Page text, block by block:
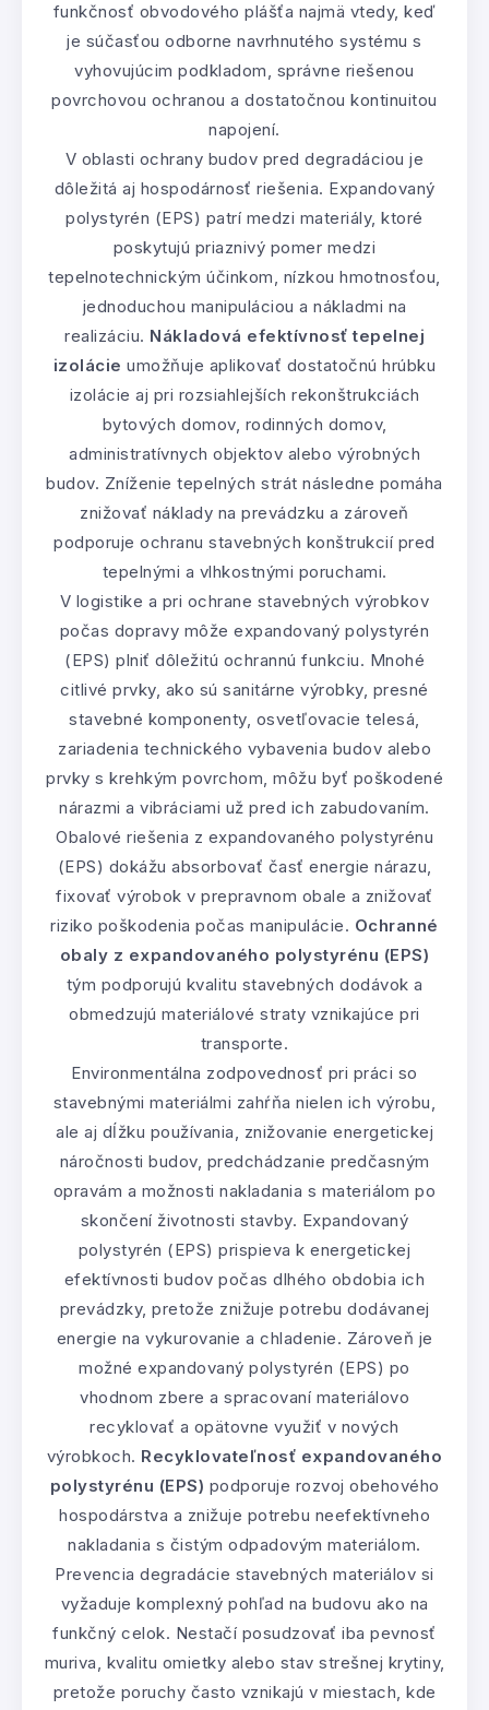
funkčnosť obvodového plášťa najmä vtedy, keď
je súčasťou odborne navrhnutého systému s
vyhovujúcim podkladom, správne riešenou
povrchovou ochranou a dostatočnou kontinuitou
napojení.
V oblasti ochrany budov pred degradáciou je
dôležitá aj hospodárnosť riešenia. Expandovaný
polystyrén (EPS) patrí medzi materiály, ktoré
poskytujú priaznivý pomer medzi
tepelnotechnickým účinkom, nízkou hmotnosťou,
jednoduchou manipuláciou a nákladmi na
realizáciu. Nákladová efektívnosť tepelnej
izolácie umožňuje aplikovať dostatočnú hrúbku
izolácie aj pri rozsiahlejších rekonštrukciách
bytových domov, rodinných domov,
administratívnych objektov alebo výrobných
budov. Zníženie tepelných strát následne pomáha
znižovať náklady na prevádzku a zároveň
podporuje ochranu stavebných konštrukcií pred
tepelnými a vlhkostnými poruchami.
V logistike a pri ochrane stavebných výrobkov
počas dopravy môže expandovaný polystyrén
(EPS) plniť dôležitú ochrannú funkciu. Mnohé
citlivé prvky, ako sú sanitárne výrobky, presné
stavebné komponenty, osvetľovacie telesá,
zariadenia technického vybavenia budov alebo
prvky s krehkým povrchom, môžu byť poškodené
nárazmi a vibráciami už pred ich zabudovaním.
Obalové riešenia z expandovaného polystyrénu
(EPS) dokážu absorbovať časť energie nárazu,
fixovať výrobok v prepravnom obale a znižovať
riziko poškodenia počas manipulácie. Ochranné
obaly z expandovaného polystyrénu (EPS)
tým podporujú kvalitu stavebných dodávok a
obmedzujú materiálové straty vznikajúce pri
transporte.
Environmentálna zodpovednosť pri práci so
stavebnými materiálmi zahŕňa nielen ich výrobu,
ale aj dĺžku používania, znižovanie energetickej
náročnosti budov, predchádzanie predčasným
opravám a možnosti nakladania s materiálom po
skončení životnosti stavby. Expandovaný
polystyrén (EPS) prispieva k energetickej
efektívnosti budov počas dlhého obdobia ich
prevádzky, pretože znižuje potrebu dodávanej
energie na vykurovanie a chladenie. Zároveň je
možné expandovaný polystyrén (EPS) po
vhodnom zbere a spracovaní materiálovo
recyklovať a opätovne využiť v nových
výrobkoch. Recyklovateľnosť expandovaného
polystyrénu (EPS) podporuje rozvoj obehového
hospodárstva a znižuje potrebu neefektívneho
nakladania s čistým odpadovým materiálom.
Prevencia degradácie stavebných materiálov si
vyžaduje komplexný pohľad na budovu ako na
funkčný celok. Nestačí posudzovať iba pevnosť
muriva, kvalitu omietky alebo stav strešnej krytiny,
pretože poruchy často vznikajú v miestach, kde